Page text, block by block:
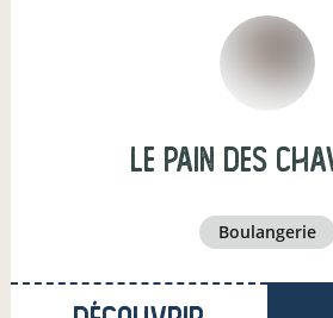
Le pain des
boulangerie